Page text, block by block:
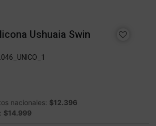
Ushuaia Swin
nacionales: $12.396
$14.999